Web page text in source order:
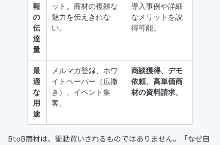
報
の
伝
達
量
ット。商材の複雑な
魅力を伝えきれな
い。
導入事例や詳細
なメリットを説
得可能。
最
適
な
用
途
メルマガ登録、ホワ
イトペーパー（広撒
き）、イベント集
客。
商談獲得、デモ
依頼、高単価商
材の資料請求。
BtoB商材は、衝動買いされるものではありません。「なぜ自